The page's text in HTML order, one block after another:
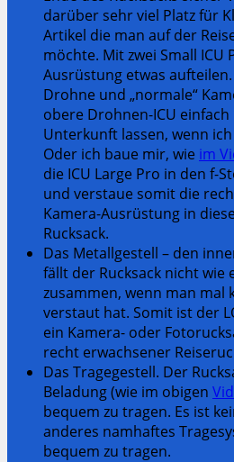
darüber sehr viel Platz für
Artikel die man auf der
möchte. Mit zwei Small ICU
Ausrüstung etwas
Drohne und „normale“
obere Drohnen-ICU
Unterkunft lassen, wenn
Oder ich baue mir, wie im
die ICU Large Pro in den f-
und verstaue somit die
Kamera-Ausrüstung in
Rucksack.
Das Metallgestell – den
fällt der Rucksack nicht wie
zusammen, wenn man mal
verstaut hat. Somit ist der
ein Kamera- oder
recht erwachsener
Das Tragegestell. Der
Beladung (wie im obigen
bequem zu tragen. Es ist
anderes namhaftes
bequem zu tragen.